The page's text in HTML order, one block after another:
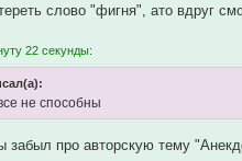
слово "фигня", ато вдруг
22 секунды:
не способны
забыл про авторскую тему